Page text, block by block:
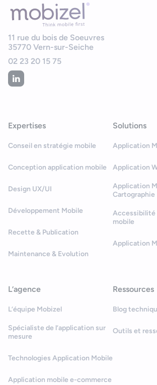
11 rue du bois de Soeuvres
35770 Vern-sur-Seiche
02 23 20 15 75
Expertises
Conseil en stratégie mobile
Conception application mobile
Design UX/UI
Développement Mobile
Recette & Publication
Maintenance & Evolution
Solutions
Application
Application
Application
Cartographie
Accessibilité
mobile
Application
L’agence
L’équipe Mobizel
Spécialiste de l’application sur
mesure
Technologies Application Mobile
Application mobile e-commerce
Ressources
Blog
Outils et